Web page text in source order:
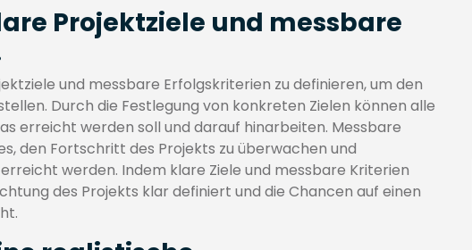
Projektziele und messbare
und messbare Erfolgskriterien zu definieren, um den
Durch die Festlegung von konkreten Zielen können alle
erreicht werden soll und darauf hinarbeiten. Messbare
den Fortschritt des Projekts zu überwachen und
werden. Indem klare Ziele und messbare Kriterien
des Projekts klar definiert und die Chancen auf einen